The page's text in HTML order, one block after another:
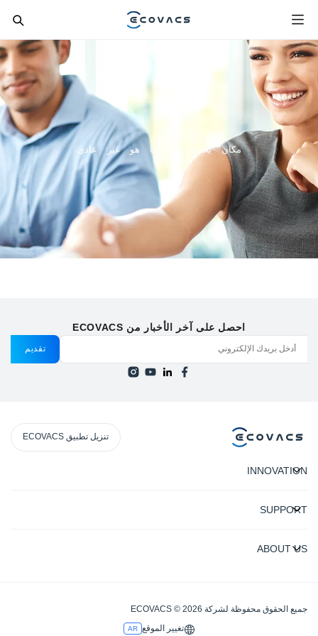
مكان يحدث فيه ما هو غير عادي
احصل على آخر الأخبار من ECOVACS
تقديم
تنزيل تطبيق ECOVACS
INNOVATION
SUPPORT
ABOUT US
جميع الحقوق محفوظة لشركة ECOVACS © 2026
تغيير الموقع AR